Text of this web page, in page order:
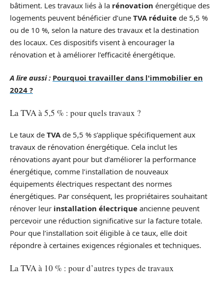
bâtiment. Les travaux liés à la rénovation énergétique des
logements peuvent bénéficier d’une TVA réduite de 5,5 %
ou de 10 %, selon la nature des travaux et la destination
des locaux. Ces dispositifs visent à encourager la
rénovation et à améliorer l’efficacité énergétique.
A lire aussi : Pourquoi travailler dans l'immobilier en
2024 ?
La TVA à 5,5 % : pour quels travaux ?
Le taux de TVAde 5,5 % s’applique spécifiquement aux
travaux de rénovation énergétique. Cela inclut les
rénovations ayant pour but d’améliorer la performance
énergétique, comme l’installation de nouveaux
équipements électriques respectant des normes
énergétiques. Par conséquent, les propriétaires souhaitant
rénover leur installation électrique ancienne peuvent
percevoir une réduction significative sur la facture totale.
Pour que l’installation soit éligible à ce taux, elle doit
répondre à certaines exigences régionales et techniques.
La TVA à 10 % : pour d’autres types de travaux